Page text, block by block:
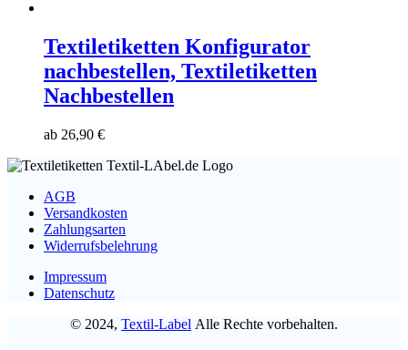
Textiletiketten Konfigurator
nachbestellen, Textiletiketten
Nachbestellen
ab 26,90 €
AGB
Versandkosten
Zahlungsarten
Widerrufsbelehrung
Impressum
Datenschutz
© 2024, Textil-Label Alle Rechte vorbehalten.